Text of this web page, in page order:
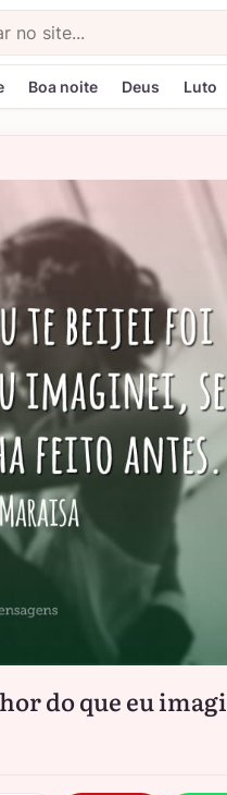
Boa noite Deus Luto
do que eu